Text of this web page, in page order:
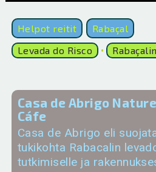
Helpot reitit
Rabaçal
Levada do Risco
•
Casa de Abrigo
Cáfe
Casa de Abrigo eli
tukikohta Rabacalin
tutkimiselle ja